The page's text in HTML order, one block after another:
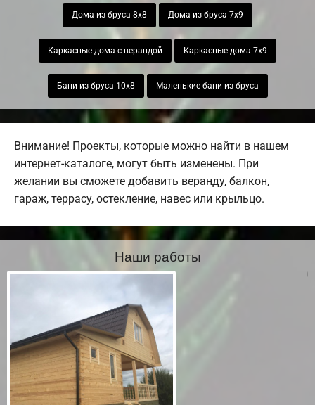
Дома из бруса 8х8 Дома из бруса 7х9
Каркасные дома с верандой Каркасные дома 7х9
Бани из бруса 10х8 Маленькие бани из бруса
Внимание! Проекты, которые можно найти в нашем
интернет-каталоге, могут быть изменены. При
желании вы сможете добавить веранду, балкон,
гараж, террасу, остекление, навес или крыльцо.
Наши работы